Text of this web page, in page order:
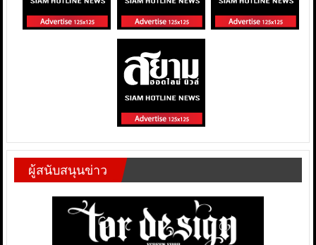
ผู้สนับสนุนข่าว